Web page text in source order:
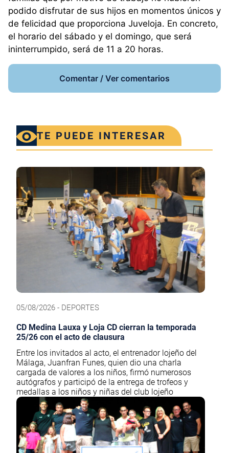
podido disfrutar de sus hijos en momentos únicos y
de felicidad que proporciona Juveloja. En concreto,
el horario del sábado y el domingo, que será
ininterrumpido, será de 11 a 20 horas.
Comentar / Ver comentarios
TE PUEDE INTERESAR
05/08/2026 - DEPORTES
CD Medina Lauxa y Loja CD cierran la temporada
25/26 con el acto de clausura
Entre los invitados al acto, el entrenador lojeño del
Málaga, Juanfran Funes, quien dio una charla
cargada de valores a los niños, firmó numerosos
autógrafos y participó de la entrega de trofeos y
medallas a los niños y niñas del club lojeño